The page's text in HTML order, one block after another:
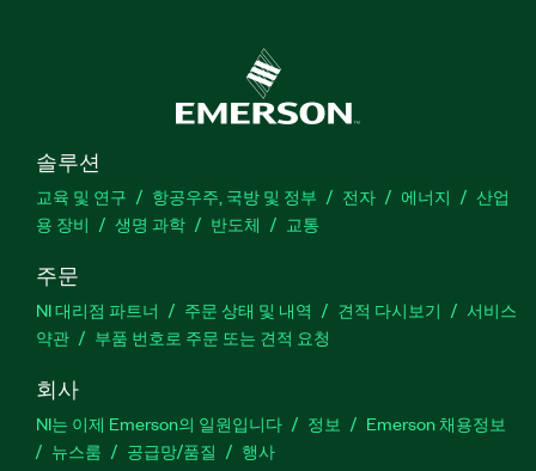
솔루션
교육 및 연구 항공우주, 국방 및 정부 전자 에너지
산업
용 장비
생명 과학 반도체 교통
주문
NI 대리점 파트너 주문 상태 및 내역 견적 다시보기
서비스
약관
부품 번호로 주문 또는 견적 요청
회사
NI는 이제 Emerson의 일원입니다 정보
Emerson 채용정보
뉴스룸
공급망/품질 행사